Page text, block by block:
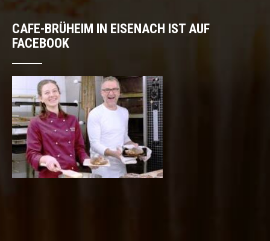
CAFE-BRÜHEIM IN EISENACH IST AUF
FACEBOOK